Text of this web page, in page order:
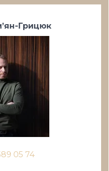
Грицюк
05 74